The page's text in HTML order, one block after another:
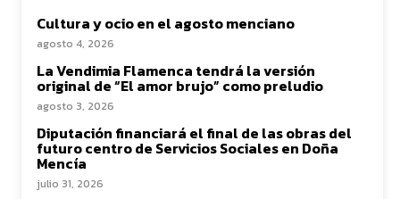
Cultura y ocio en el agosto menciano
agosto 4, 2026
La Vendimia Flamenca tendrá la versión
original de “El amor brujo” como preludio
agosto 3, 2026
Diputación financiará el final de las obras del
futuro centro de Servicios Sociales en Doña
Mencía
julio 31, 2026